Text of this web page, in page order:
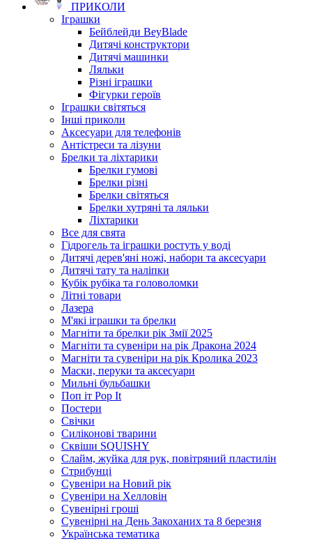
ПРИКОЛИ
Іграшки
Бейблейди BeyBlade
Дитячі конструктори
Дитячі машинки
Ляльки
Різні іграшки
Фігурки героїв
Іграшки світяться
Інші приколи
Аксесуари для телефонів
Антістреси та лізуни
Брелки та ліхтарики
Брелки гумові
Брелки різні
Брелки світяться
Брелки хутряні та ляльки
Ліхтарики
Все для свята
Гідрогель та іграшки ростуть у воді
Дитячі дерев'яні ножі, набори та аксесуари
Дитячі тату та наліпки
Кубік рубіка та головоломки
Літні товари
Лазера
М'які іграшки та брелки
Магніти та брелки рік Змії 2025
Магніти та сувеніри на рік Дракона 2024
Магніти та сувеніри на рік Кролика 2023
Маски, перуки та аксесуари
Мильні бульбашки
Поп іт Pop It
Постери
Свічки
Силіконові тварини
Сквіши SQUISHY
Слайм, жуйка для рук, повітряний пластилін
Стрибунці
Сувеніри на Новий рік
Сувеніри на Хелловін
Сувенірні гроші
Сувенірні на День Закоханих та 8 березня
Українська тематика